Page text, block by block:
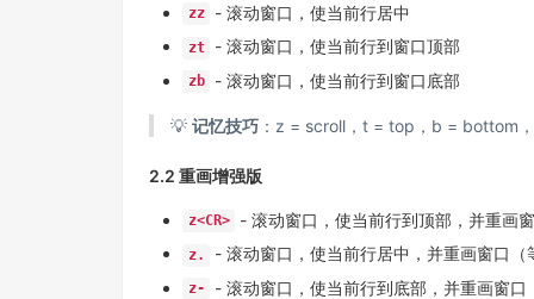
zz - 滚动窗口，使当前行居中
zt - 滚动窗口，使当前行到窗口顶部
zb - 滚动窗口，使当前行到窗口底部
💡 记忆技巧：z = scroll，t = top，b = bottom
2.2 重画增强版
z<CR> - 滚动窗口，使当前行到顶部，并重画
z. - 滚动窗口，使当前行居中，并重画窗口
z- - 滚动窗口，使当前行到底部，并重画窗